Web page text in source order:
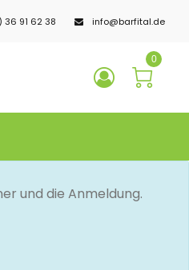
36 91 62 38 info@barfital.de
0
und die Anmeldung.